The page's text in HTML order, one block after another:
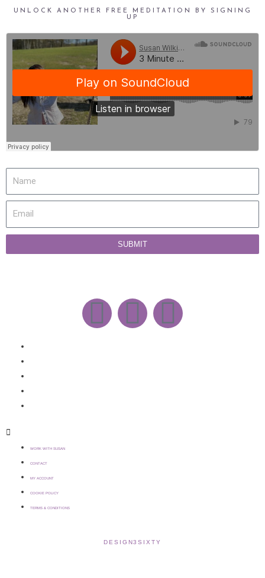
UNLOCK ANOTHER FREE MEDITATION BY SIGNING
UP
SUBMIT
WORK WITH SUSAN
CONTACT
MY ACCOUNT
COOKIE POLICY
TERMS & CONDITIONS
DESIGN3SIXTY